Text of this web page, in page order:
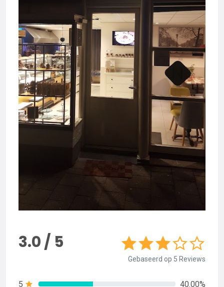
3.0 / 5
Gebaseerd op 5 Reviews
5
40.00%